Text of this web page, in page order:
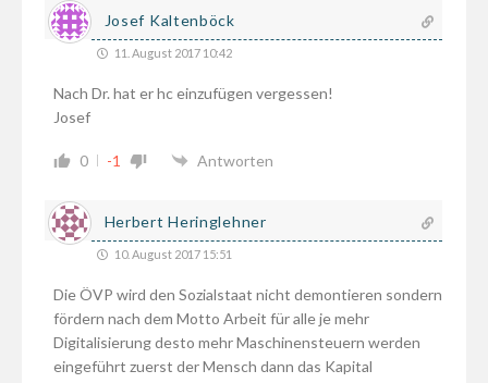
Josef Kaltenböck
11. August 2017 10:42
Nach Dr. hat er hc einzufügen vergessen!
Josef
0 -1 Antworten
Herbert Heringlehner
10. August 2017 15:51
Die ÖVP wird den Sozialstaat nicht demontieren sondern
fördern nach dem Motto Arbeit für alle je mehr
Digitalisierung desto mehr Maschinensteuern werden
eingeführt zuerst der Mensch dann das Kapital